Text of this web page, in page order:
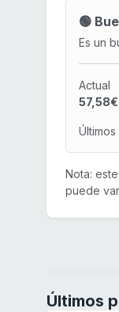
🟢
Es un
Actual
57,58€
Últimos
Nota:
puede
Últimos